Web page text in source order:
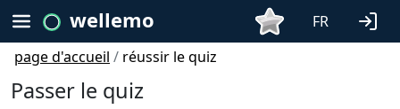
wellemo
FR
page d'accueil / réussir le quiz
Passer le quiz